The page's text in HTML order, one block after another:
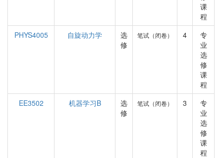
课
程
PHYS4005
自旋动力学
选
修
笔试（闭卷） 4
专
业
选
修
课
程
EE3502
机器学习B
选
修
笔试（闭卷） 3
专
业
选
修
课
程